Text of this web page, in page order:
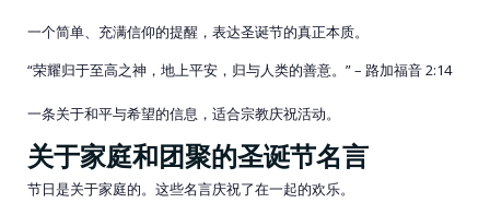
一个简单、充满信仰的提醒，表达圣诞节的真正本质。
“荣耀归于至高之神，地上平安，归与人类的善意。” – 路加福音 2:14
一条关于和平与希望的信息，适合宗教庆祝活动。
关于家庭和团聚的圣诞节名言
节日是关于家庭的。这些名言庆祝了在一起的欢乐。